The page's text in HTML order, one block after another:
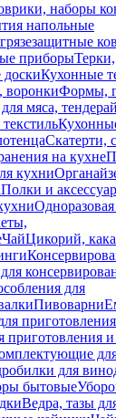
наборы
напольные
приборыТерки,
доскиКухонные
воронкиФормы,
мяса,
Скатерти,
на кухне
кухни
Полки и
Одноразовая
ЧайЦикорий,
для
Пивоварни
приготовления
для
бытовые
Ведра, тазы